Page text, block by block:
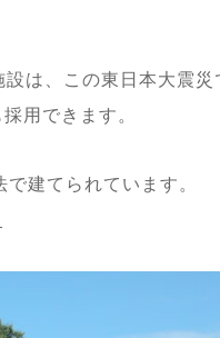
は、この東日本大震
用できます。
建てられています。